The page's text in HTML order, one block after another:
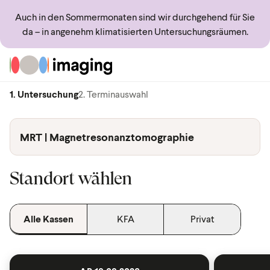
Auch in den Sommermonaten sind wir durchgehend für Sie
da – in angenehm klimatisierten Untersuchungsräumen.
Zur Startseite
1. Untersuchung2. Terminauswahl
MRT | Magnetresonanztomographie
Standort wählen
Alle Kassen KFA Privat